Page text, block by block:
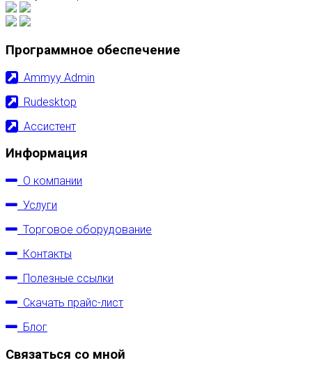
Программное обеспечение
Ammyy Admin
Rudesktop
Ассистент
Информация
О компании
Услуги
Торговое оборудование
Контакты
Полезные ссылки
Скачать прайс-лист
Блог
Связаться со мной